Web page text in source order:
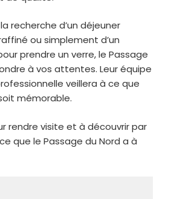
recherche d’un déjeuner
ou simplement d’un
prendre un verre, le Passage
à vos attentes. Leur équipe
veillera à ce que
mémorable.
rendre visite et à découvrir par
que le Passage du Nord a à